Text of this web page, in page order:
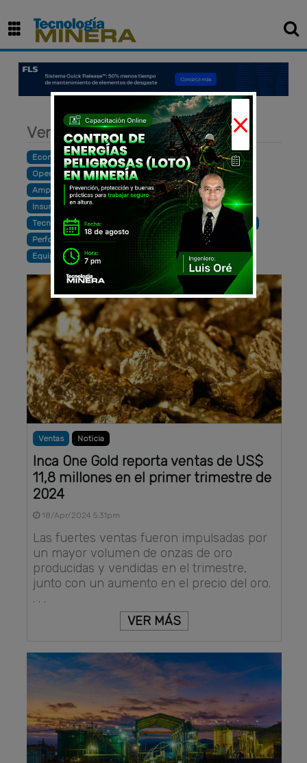
Ventas
Economía Finanzas Construcción
Inversión
Operación
Exploración Ventas
Producción
Ampliación
Cursos y eventos
Maquinaria
Insumos y materiales
Empresarial
Hidrocarburos
Tecnología
Sostenibilidad Infraestructura
Noticia
Perforación
Exportación Desarrollo
Innovación
Equipos
Productividad Mantenimiento
Ventas Noticia
Inca One Gold reporta ventas de US$
11,8 millones en el primer trimestre de
2024
18/Apr/2024 5:31pm
Las fuertes ventas fueron impulsadas por
un mayor volumen de onzas de oro
producidas y vendidas en el trimestre,
junto con un aumento en el precio del oro.
. . .
VER MÁS
×